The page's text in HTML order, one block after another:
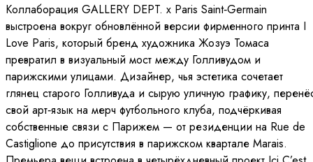
Коллаборация GALLERY DEPT. x Paris Saint‑Germain
выстроена вокруг обновлённой версии фирменного принта I
Love Paris, который бренд художника Жозуэ Томаса
превратил в визуальный мост между Голливудом и
парижскими улицами. Дизайнер, чья эстетика сочетает
глянец старого Голливуда и сырую уличную графику,
свой арт‑язык на мерч футбольного клуба, подчёркивая
собственные связи с Парижем — от резиденции на Rue de
Castiglione до присутствия в парижском квартале Marais.